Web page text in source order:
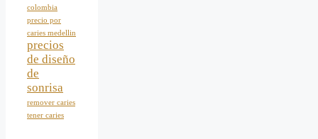
colombia
precio por
caries medellin
precios
de diseño
de
sonrisa
remover caries
tener caries